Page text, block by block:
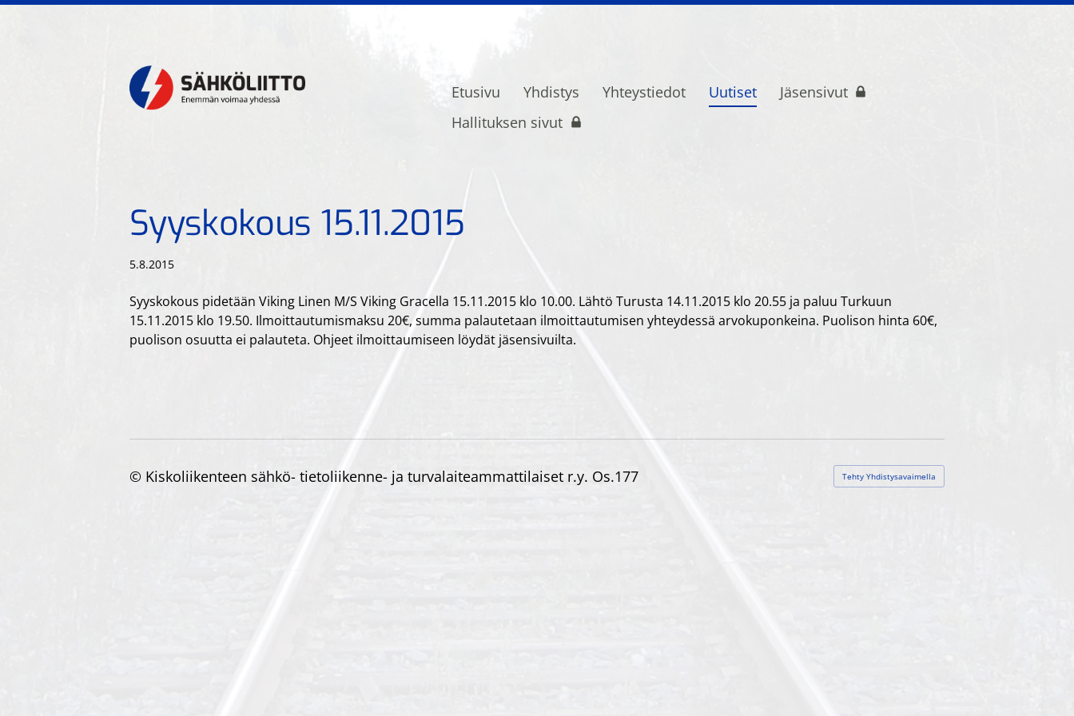
Kiskoliikenteen sähkö- tietoliikenne- ja turvalaiteammattilaiset r.y. Os.177
Etusivu Yhdistys Yhteystiedot Uutiset
Jäsensivut
Hallituksen sivut
Syyskokous 15.11.2015
5.8.2015
Syyskokous pidetään Viking Linen M/S Viking Gracella 15.11.2015 klo 10.00. Lähtö Turusta 14.11.2015 klo 20.55 ja paluu Turkuun
15.11.2015 klo 19.50. Ilmoittautumismaksu 20€, summa palautetaan ilmoittautumisen yhteydessä arvokuponkeina. Puolison hinta 60€,
puolison osuutta ei palauteta. Ohjeet ilmoittaumiseen löydät jäsensivuilta.
© Kiskoliikenteen sähkö- tietoliikenne- ja turvalaiteammattilaiset r.y. Os.177 Tehty Yhdistysavaimella